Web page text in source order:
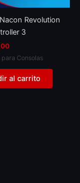
Revolution
3
Consolas
al carrito